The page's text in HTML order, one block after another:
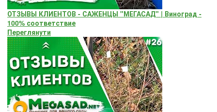
ОТЗЫВЫ КЛИЕНТОВ - САЖЕНЦЫ "МЕГАСАД" | Виноград -
100% соответствие
Переглянути